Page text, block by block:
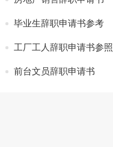
毕业生辞职申请书参考
工厂工人辞职申请书参照
前台文员辞职申请书